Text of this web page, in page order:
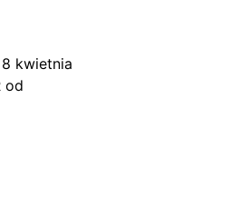
8 kwietnia
od